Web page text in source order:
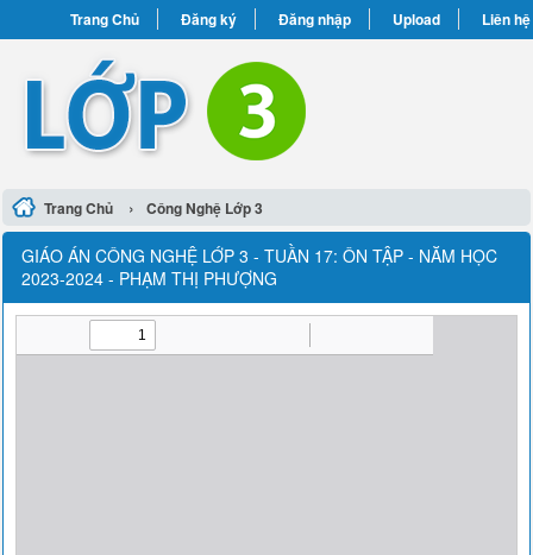
Trang Chủ Đăng ký Đăng nhập Upload Liên hệ
Trang Chủ › Công Nghệ Lớp 3
GIÁO ÁN CÔNG NGHỆ LỚP 3 - TUẦN 17: ÔN TẬP - NĂM HỌC
2023-2024 - PHẠM THỊ PHƯỢNG